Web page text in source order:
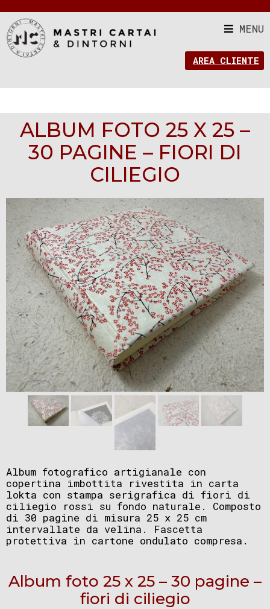
MENU
AREA CLIENTE
ALBUM FOTO 25 X 25 –
30 PAGINE – FIORI DI
CILIEGIO
Album fotografico artigianale con
copertina imbottita rivestita in carta
lokta con stampa serigrafica di fiori di
ciliegio rossi su fondo naturale. Composto
di 30 pagine di misura 25 x 25 cm
intervallate da velina. Fascetta
protettiva in cartone ondulato compresa.
Album foto 25 x 25 – 30 pagine –
fiori di ciliegio